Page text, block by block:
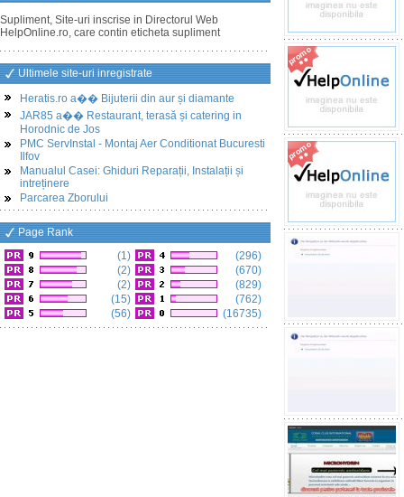
Supliment, Site-uri inscrise in Directorul Web
HelpOnline.ro, care contin eticheta supliment
Ultimele site-uri inregistrate
Heratis.ro a�� Bijuterii din aur și diamante
JAR85 a�� Restaurant, terasă și catering in
Horodnic de Jos
PMC ServInstal - Montaj Aer Conditionat Bucuresti
Ilfov
Manualul Casei: Ghiduri Reparații, Instalații și
intreținere
Parcarea Zborului
Page Rank
(1)
(2)
(2)
(15)
(56)
(296)
(670)
(829)
(762)
(16735)